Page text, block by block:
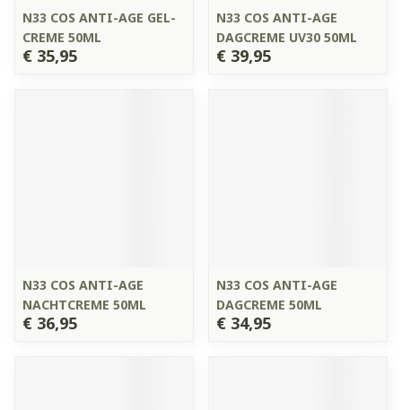
N33 COS ANTI-AGE GEL-
CREME 50ML
€ 35,95
N33 COS ANTI-AGE
DAGCREME UV30 50ML
€ 39,95
N33 COS ANTI-AGE
NACHTCREME 50ML
€ 36,95
N33 COS ANTI-AGE
DAGCREME 50ML
€ 34,95